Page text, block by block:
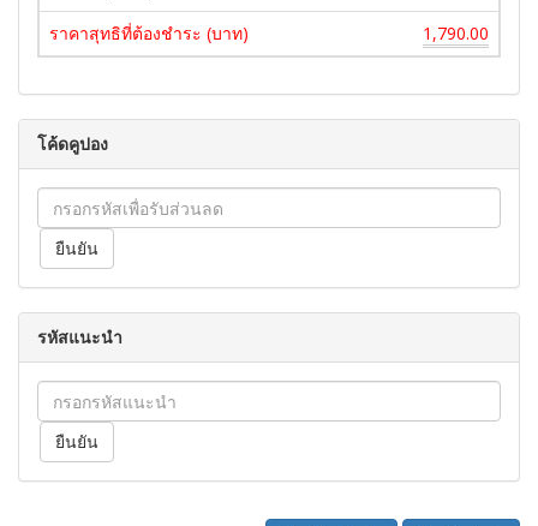
ราคาสุทธิที่ต้องชำระ (บาท)
1,790.00
โค้ดคูปอง
รหัสแนะนำ